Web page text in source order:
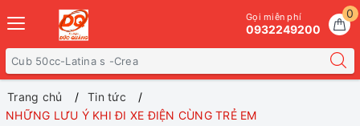
0
Gọi miễn phí
0932249200
Trang chủ
Tin tức
NHỮNG LƯU Ý KHI ĐI XE ĐIỆN CÙNG TRẺ EM